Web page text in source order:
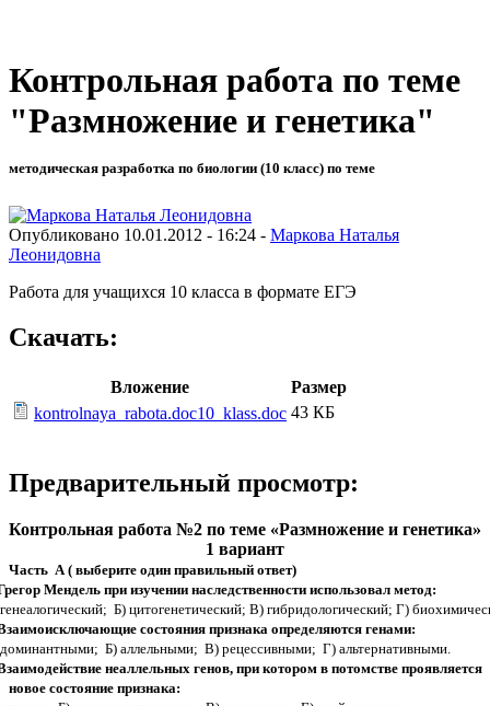
Контрольная работа по теме
"Размножение и генетика"
методическая разработка по биологии (10 класс) по теме
Опубликовано 10.01.2012 - 16:24 - Маркова Наталья
Леонидовна
Работа для учащихся 10 класса в формате ЕГЭ
Скачать:
Вложение
Размер
kontrolnaya_rabota.doc10_klass.doc 43 КБ
Предварительный просмотр:
Контрольная работа №2 по теме «Размножение и генетика»
1 вариант
Часть А ( выберите один правильный ответ)
Мендель при изучении наследственности использовал метод:
Б) цитогенетический; В) гибридологический; Г)
состояния признака определяются генами:
Б) аллельными; В) рецессивными; Г) альтернативными.
неаллельных генов, при котором в потомстве проявляется
новое состояние признака: